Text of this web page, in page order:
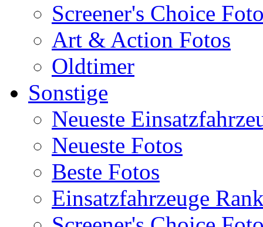
Screener's Choice
Art & Action Fotos
Oldtimer
Sonstige
Neueste
Neueste Fotos
Beste Fotos
Einsatzfahrzeuge